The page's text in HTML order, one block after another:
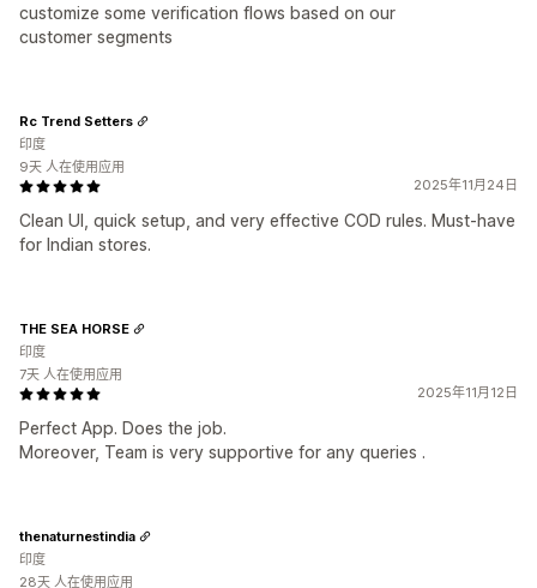
customize some verification flows based on our
customer segments
2025年11月24日
Clean UI, quick setup, and very effective COD rules. Must-have
for Indian stores.
Rc Trend Setters
印度
9天 人在使用应用
2025年11月12日
Perfect App. Does the job.
Moreover, Team is very supportive for any queries .
THE SEA HORSE
印度
7天 人在使用应用
thenaturnestindia
印度
28天 人在使用应用